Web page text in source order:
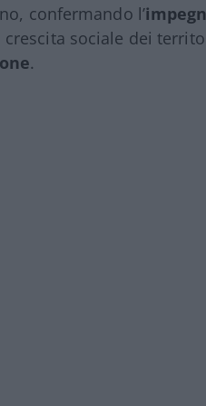
confermando l’
sociale dei
.